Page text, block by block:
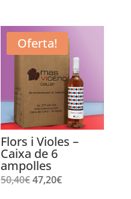
era:
81,00€.
és:
73,60€.
Oferta!
Flors i Violes –
Caixa de 6
ampolles
50,40€El
47,20€El